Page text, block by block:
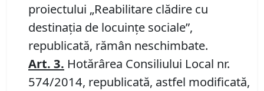
proiectului „Reabilitare clădire cu
destinaţia de locuinţe sociale”,
republicată, rămân neschimbate.
Art. 3. Hotărârea Consiliului Local nr.
574/2014, republicată, astfel modificată,